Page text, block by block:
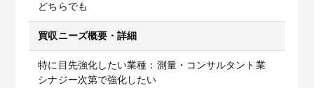
どちらでも
買収ニーズ概要・詳細
特に目先強化したい業種：測量・コンサルタント業
シナジー次第で強化したい